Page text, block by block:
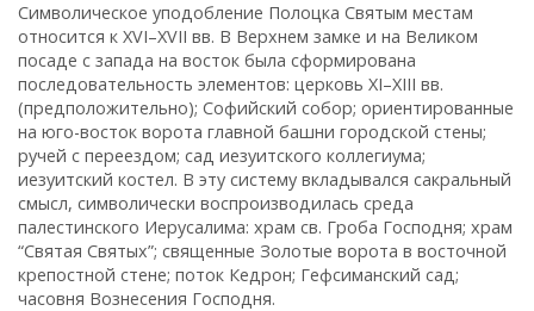
Символическое уподобление Полоцка Святым местам
относится к XVI–XVII вв. В Верхнем замке и на Великом
посаде с запада на восток была сформирована
последовательность элементов: церковь XI–XIII вв.
(предположительно); Софийский собор; ориентированные
на юго-восток ворота главной башни городской стены;
ручей с переездом; сад иезуитского коллегиума;
иезуитский костел. В эту систему вкладывался сакральный
смысл, символически воспроизводилась среда
палестинского Иерусалима: храм св. Гроба Господня; храм
“Святая Святых”; священные Золотые ворота в восточной
крепостной стене; поток Кедрон; Гефсиманский сад;
часовня Вознесения Господня.